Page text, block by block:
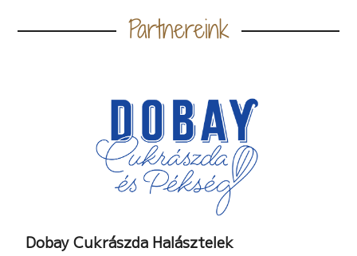
Partnereink
Dobay Cukrászda Halásztelek